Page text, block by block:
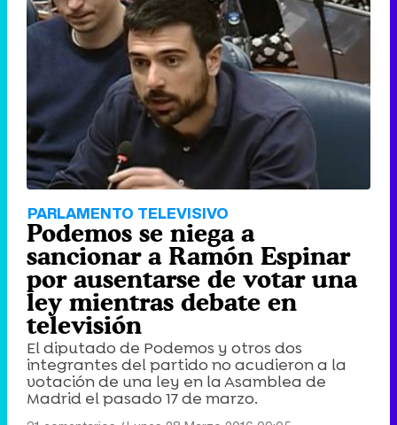
PARLAMENTO TELEVISIVO
Podemos se niega a
sancionar a Ramón Espinar
por ausentarse de votar una
ley mientras debate en
televisión
El diputado de Podemos y otros dos
integrantes del partido no acudieron a la
votación de una ley en la Asamblea de
Madrid el pasado 17 de marzo.